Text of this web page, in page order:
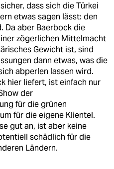
dass sich die Türkei
etwas sagen lässt: den
Da aber Baerbock die
zögerlichen Mittelmacht
Gewicht ist, sind
dann etwas, was die
abperlen lassen wird.
hier liefert, ist einfach nur
der
für die grünen
für die eigene Klientel.
gut an, ist aber keine
schädlich für die
Ländern.